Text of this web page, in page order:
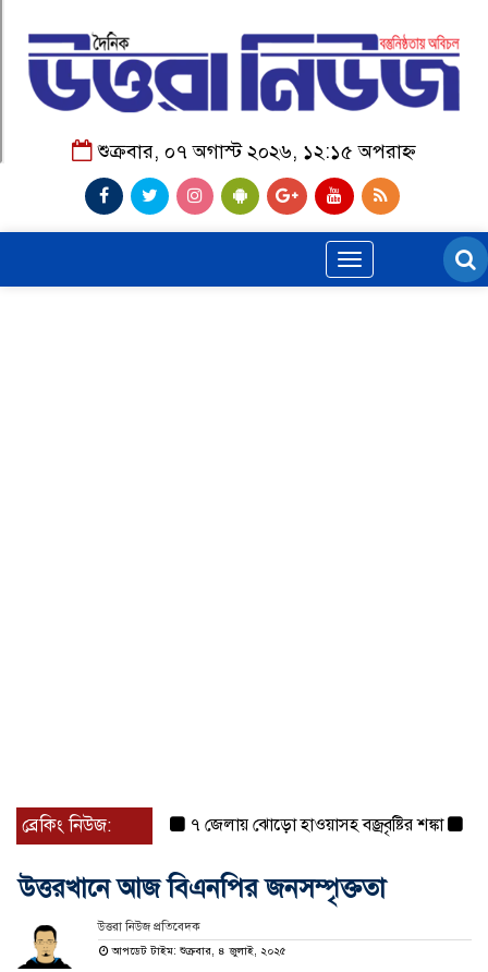
শুক্রবার, ০৭ অগাস্ট ২০২৬, ১২:১৫ অপরাহ্ন
Toggle
navigation
ব্রেকিং নিউজ: ৭ জেলায় ঝোড়ো হাওয়াসহ বজ্রবৃষ্টির শঙ্কা বগুড়া ও
উত্তরখানে আজ বিএনপির জনসম্পৃক্ততা
উত্তরা নিউজ প্রতিবেদক
আপডেট টাইম: শুক্রবার, ৪ জুলাই, ২০২৫